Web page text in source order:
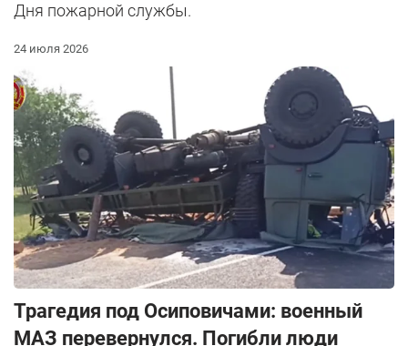
Дня пожарной службы.
24 июля 2026
Трагедия под Осиповичами: военный
МАЗ перевернулся. Погибли люди